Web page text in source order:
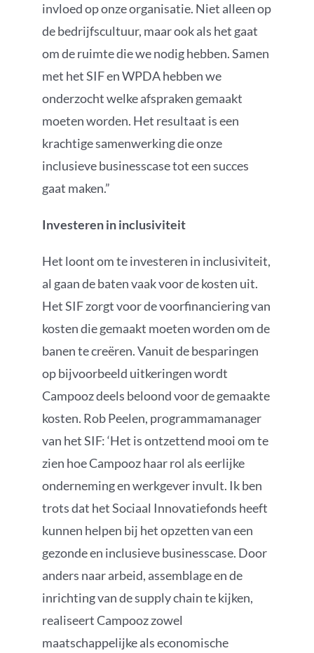
invloed op onze organisatie. Niet alleen op
de bedrijfscultuur, maar ook als het gaat
om de ruimte die we nodig hebben. Samen
met het SIF en WPDA hebben we
onderzocht welke afspraken gemaakt
moeten worden. Het resultaat is een
krachtige samenwerking die onze
inclusieve businesscase tot een succes
gaat maken.”
Investeren in inclusiviteit
Het loont om te investeren in inclusiviteit,
al gaan de baten vaak voor de kosten uit.
Het SIF zorgt voor de voorfinanciering van
kosten die gemaakt moeten worden om de
banen te creëren. Vanuit de besparingen
op bijvoorbeeld uitkeringen wordt
Campooz deels beloond voor de gemaakte
kosten. Rob Peelen, programmamanager
van het SIF: ‘Het is ontzettend mooi om te
zien hoe Campooz haar rol als eerlijke
onderneming en werkgever invult. Ik ben
trots dat het Sociaal Innovatiefonds heeft
kunnen helpen bij het opzetten van een
gezonde en inclusieve businesscase. Door
anders naar arbeid, assemblage en de
inrichting van de supply chain te kijken,
realiseert Campooz zowel
maatschappelijke als economische